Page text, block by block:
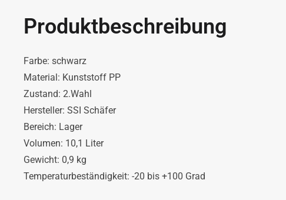
Produktbeschreibung
Farbe: schwarz
Material: Kunststoff PP
Zustand: 2.Wahl
Hersteller: SSI Schäfer
Bereich: Lager
Volumen: 10,1 Liter
Gewicht: 0,9 kg
Temperaturbeständigkeit: -20 bis +100 Grad